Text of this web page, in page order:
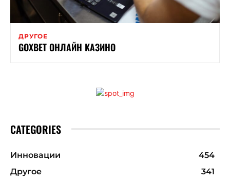
ДРУГОЕ
GOXBET ОНЛАЙН КАЗИНО
CATEGORIES
Инновации
454
Другое
341